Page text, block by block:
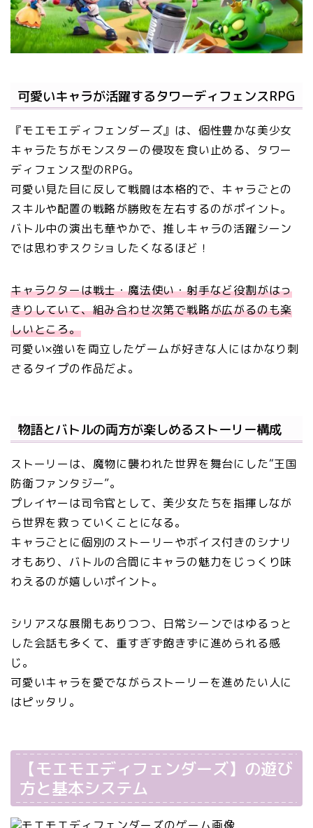
可愛いキャラが活躍するタワーディフェンスRPG
『モエモエディフェンダーズ』は、個性豊かな美少女
キャラたちがモンスターの侵攻を食い止める、タワー
ディフェンス型のRPG。
可愛い見た目に反して戦闘は本格的で、キャラごとの
スキルや配置の戦略が勝敗を左右するのがポイント。
バトル中の演出も華やかで、推しキャラの活躍シーン
では思わずスクショしたくなるほど！
キャラクターは戦士・魔法使い・射手など役割がはっ
きりしていて、組み合わせ次第で戦略が広がるのも楽
しいところ。
可愛い×強いを両立したゲームが好きな人にはかなり刺
さるタイプの作品だよ。
物語とバトルの両方が楽しめるストーリー構成
ストーリーは、魔物に襲われた世界を舞台にした“王国
防衛ファンタジー”。
プレイヤーは司令官として、美少女たちを指揮しなが
ら世界を救っていくことになる。
キャラごとに個別のストーリーやボイス付きのシナリ
オもあり、バトルの合間にキャラの魅力をじっくり味
わえるのが嬉しいポイント。
シリアスな展開もありつつ、日常シーンではゆるっと
した会話も多くて、重すぎず飽きずに進められる感
じ。
可愛いキャラを愛でながらストーリーを進めたい人に
はピッタリ。
【モエモエディフェンダーズ】の遊び
方と基本システム